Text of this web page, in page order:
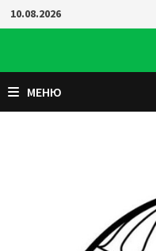
Перейти
к
10.08.2026
МЕНЮ